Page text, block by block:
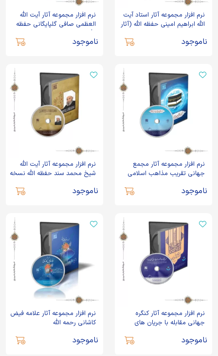
نرم افزار مجموعه آثار استاد آیت
الله ابراهیم امینی حفظه الله (آثار
کتاب)
ناموجود
نرم افزار مجموعه آثار آیت الله
العظمی صافی گلپایگانی حفظه
ناموجود
نرم افزار مجموعه آثار مجمع
جهانی تقریب مذاهب اسلامی
ناموجود
نرم افزار مجموعه آثار آیت الله
شیخ محمد سند حفظه الله نسخه
ناموجود
نرم افزار مجموعه آثار کنگره
جهانی مقابله با جریان های
ناموجود
نرم افزار مجموعه آثار علامه فیض
کاشانی رحمه الله
ناموجود